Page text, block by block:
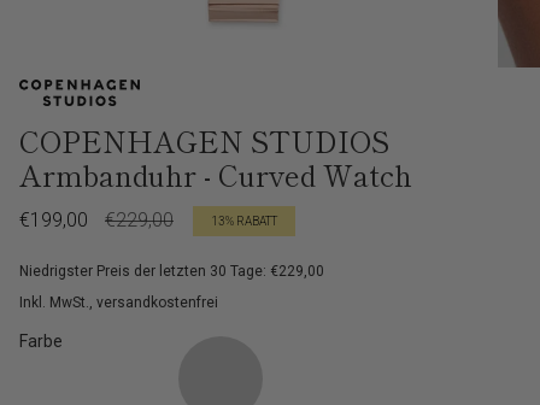
COPENHAGEN STUDIOS
Armbanduhr - Curved Watch
Verkaufspreis
€199,00
Regulärer
€229,00 13% RABATT
Niedrigster Preis der letzten 30 Tage: €229,00
Inkl. MwSt., versandkostenfrei
Farbe